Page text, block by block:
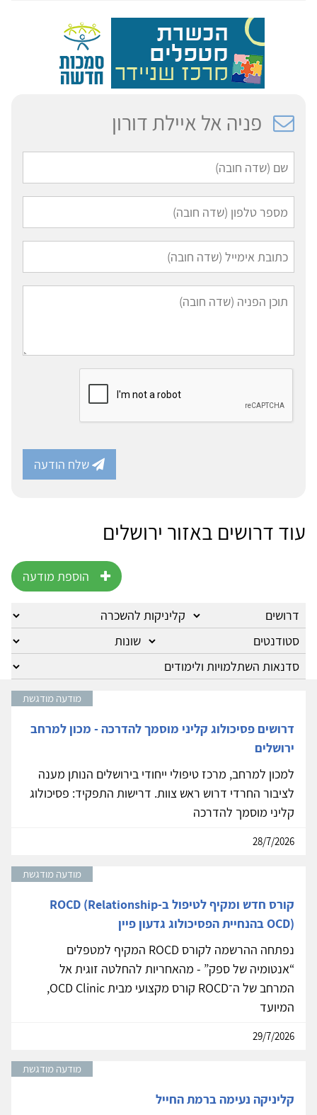
פניה אל איילת דורון
שלח הודעה
עוד דרושים באזור ירושלים
הוספת מודעה
מודעה מודגשת
דרושים פסיכולוג קליני מוסמך להדרכה - מכון למרחב
ירושלים
למכון למרחב, מרכז טיפולי ייחודי בירושלים הנותן מענה
לציבור החרדי דרוש ראש צוות. דרישות התפקיד: פסיכולוג
קליני מוסמך להדרכה
28/7/2026
מודעה מודגשת
קורס חדש ומקיף לטיפול ב-ROCD (Relationship
OCD) בהנחיית הפסיכולוג גדעון פיין
נפתחה ההרשמה לקורס ROCD המקיף למטפלים
“אנטומיה של ספק” - מהאחריות להחלטה זוגית אל
המרחב של ה־ROCD קורס מקצועי מבית OCD Clinic,
המיועד
29/7/2026
מודעה מודגשת
קליניקה נעימה ברמת החייל